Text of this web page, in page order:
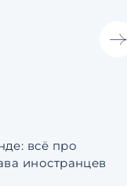
всё про
иностранцев